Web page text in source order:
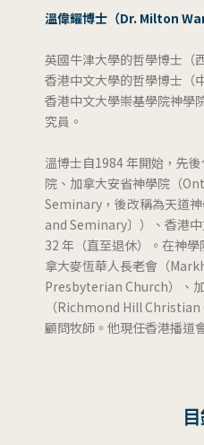
溫偉耀博士（Dr. Milton
英國牛津大學的哲學博士（
香港中文大學的哲學博士（
香港中文大學崇基學院神學
究員。
溫博士自1984 年開始，先
院、加拿大安省神學院（
Seminary，後改稱為天道
and Seminary〕）、香港
32 年（直至退休）。在神
拿大麥恆華人長老會（
Presbyterian Church）、
（Richmond Hill
顧問牧師。他現任香港播道